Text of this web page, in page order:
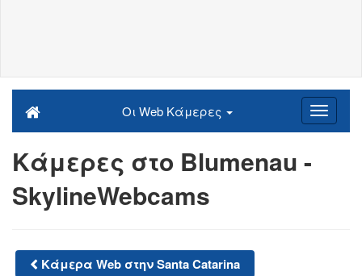
Οι Web Κάμερες
Κάμερες στο Blumenau -
SkylineWebcams
Κάμερα Web στην Santa Catarina